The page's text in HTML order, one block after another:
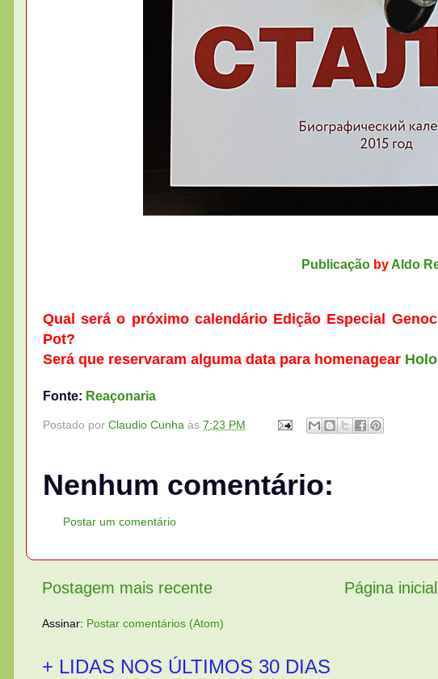
PublicaçãobyAldo
Qual será o próximo calendário Edição Especial
Pot?
Será que reservaram alguma data para homenagear
Fonte: Reaçonaria
Postado por Claudio Cunha às 7:23 PM
Nenhum comentário:
Postar um comentário
Postagem mais recente Página inicial
Assinar: Postar comentários (Atom)
+ LIDAS NOS ÚLTIMOS 30 DIAS